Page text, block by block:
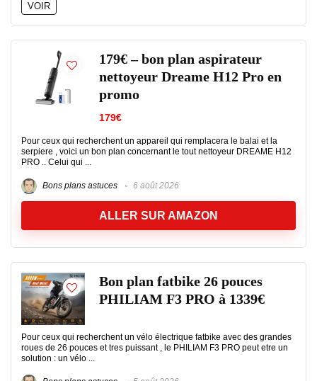
VOIR
179€ – bon plan aspirateur
nettoyeur Dreame H12 Pro en
promo
179€
Pour ceux qui recherchent un appareil qui remplacera le balai et la
serpiere , voici un bon plan concernant le tout nettoyeur DREAME H12
PRO .. Celui qui ...
Bons plans astuces 6 août 2026
ALLER SUR AMAZON
Bon plan fatbike 26 pouces
PHILIAM F3 PRO à 1339€
Pour ceux qui recherchent un vélo électrique fatbike avec des grandes
roues de 26 pouces et tres puissant , le PHILIAM F3 PRO peut etre un
solution : un vélo ...